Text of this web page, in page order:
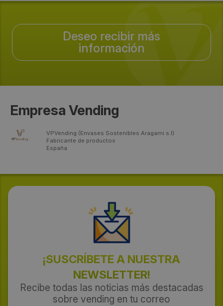
Deseo recibir más
información
Empresa Vending
VPVending (Envases Sostenibles Aragami s.l)
Fabricante de productos
España
¡SUSCRÍBETE A NUESTRA
NEWSLETTER!
Recibe todas las noticias más destacadas
sobre vending en tu correo